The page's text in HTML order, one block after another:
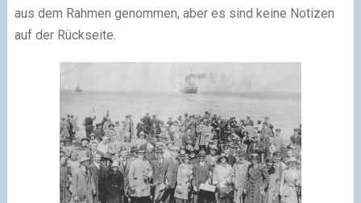
aus dem Rahmen genommen, aber es sind keine Notizen
auf der Rückseite.